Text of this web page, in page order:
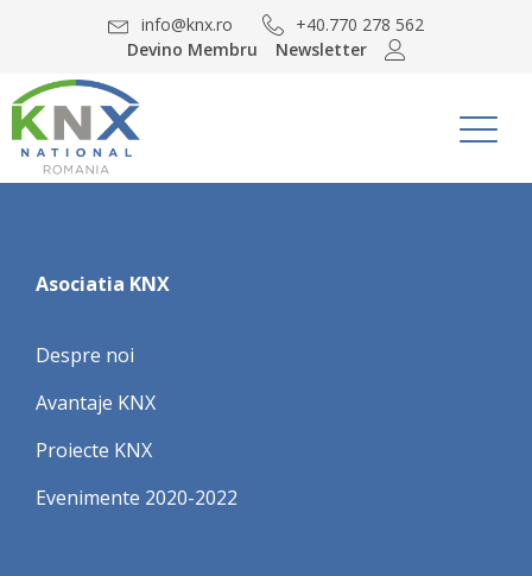
info@knx.ro
+40.770 278 562
Devino Membru
Newsletter
Asociatia KNX
Despre noi
Avantaje KNX
Proiecte KNX
Evenimente 2020-2022